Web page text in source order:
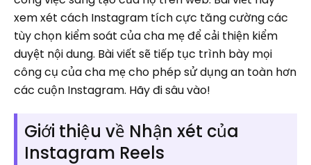
xem xét cách Instagram tích cực tăng cường các
tùy chọn kiểm soát của cha mẹ để cải thiện kiểm
duyệt nội dung. Bài viết sẽ tiếp tục trình bày mọi
công cụ của cha mẹ cho phép sử dụng an toàn hơn
các cuộn Instagram. Hãy đi sâu vào!
Giới thiệu về Nhận xét của
Instagram Reels